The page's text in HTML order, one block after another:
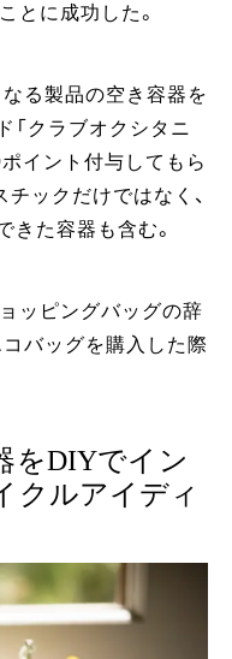
とに成功した。
る製品の空き容器を
「クラブオクシタニ
ポイント付与してもら
チックだけではなく、
きた容器も含む。
ョッピングバッグの辞
バッグを購入した際
をDIYでイン
ルアイディ